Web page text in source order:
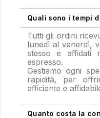
Quali sono i tempi
Tutti gli ordini
lunedì al venerdì,
stesso e affidati
espresso.
Gestiamo ogni
rapidità, per
efficiente e
Quanto costa la